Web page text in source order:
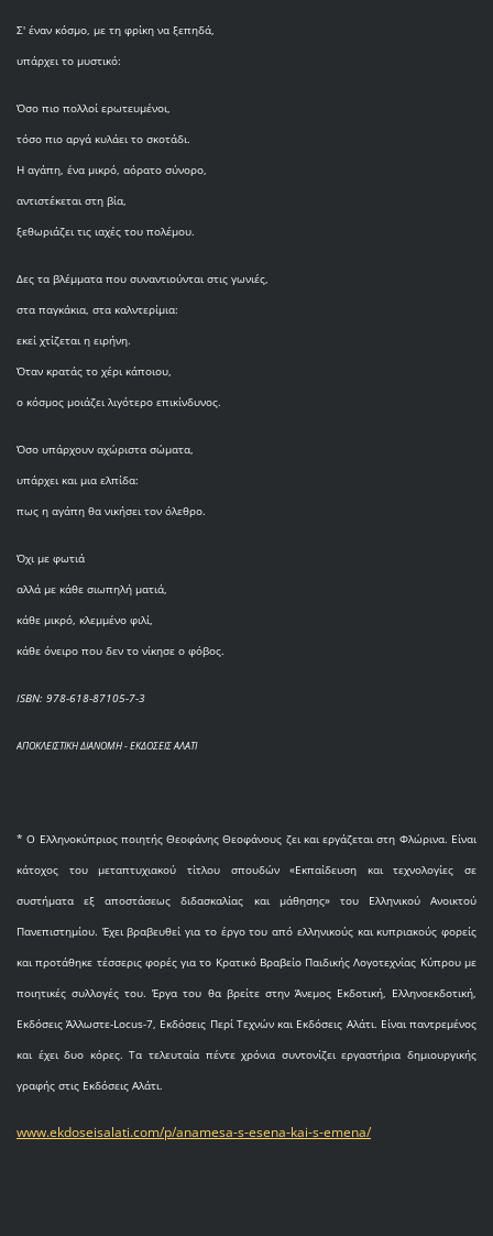
Σ' έναν κόσμο, με τη φρίκη να ξεπηδά,
υπάρχει το μυστικό:
Όσο πιο πολλοί ερωτευμένοι,
τόσο πιο αργά κυλάει το σκοτάδι.
Η αγάπη, ένα μικρό, αόρατο σύνορο,
αντιστέκεται στη βία,
ξεθωριάζει τις ιαχές του πολέμου.
Δες τα βλέμματα που συναντιούνται στις γωνιές,
στα παγκάκια, στα καλντερίμια:
εκεί χτίζεται η ειρήνη.
Όταν κρατάς το χέρι κάποιου,
ο κόσμος μοιάζει λιγότερο επικίνδυνος.
Όσο υπάρχουν αχώριστα σώματα,
υπάρχει και μια ελπίδα:
πως η αγάπη θα νικήσει τον όλεθρο.
Όχι με φωτιά
αλλά με κάθε σιωπηλή ματιά,
κάθε μικρό, κλεμμένο φιλί,
κάθε όνειρο που δεν το νίκησε ο φόβος.
ISBN: 978-618-87105-7-3
ΑΠΟΚΛΕΙΣΤΙΚΗ ΔΙΑΝΟΜΗ - ΕΚΔΟΣΕΙΣ ΑΛΑΤΙ
* O Eλληνοκύπριος ποιητής Θεοφάνης Θεοφάνους ζει και εργάζεται στη Φλώρινα. Είναι
κάτοχος του μεταπτυχιακού τίτλου σπουδών «Εκπαίδευση και τεχνολογίες σε
συστήματα εξ αποστάσεως διδασκαλίας και μάθησης» του Ελληνικού Ανοικτού
Πανεπιστημίου. Έχει βραβευθεί για το έργο του από ελληνικούς και κυπριακούς φορείς
και προτάθηκε τέσσερις φορές για το Κρατικό Βραβείο Παιδικής Λογοτεχνίας Κύπρου με
ποιητικές συλλογές του. Έργα του θα βρείτε στην Άνεμος Εκδοτική, Ελληνοεκδοτική,
Εκδόσεις Άλλωστε-Locus-7, Εκδόσεις Περί Τεχνών και Εκδόσεις Αλάτι. Είναι παντρεμένος
και έχει δυο κόρες. Τα τελευταία πέντε χρόνια συντονίζει εργαστήρια δημιουργικής
γραφής στις Εκδόσεις Αλάτι.
www.ekdoseisalati.com/p/anamesa-s-esena-kai-s-emena/